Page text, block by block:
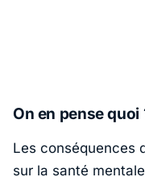
On en pense quoi
Les conséquences
sur la santé